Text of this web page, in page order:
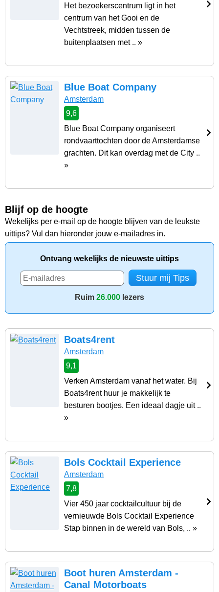
Het bezoekerscentrum ligt in het
centrum van het Gooi en de
Vechtstreek, midden tussen de
buitenplaatsen met .. »
Blue Boat Company
Amsterdam
9,6
Blue Boat Company organiseert
rondvaarttochten door de Amsterdamse
grachten. Dit kan overdag met de City ..
»
Blijf op de hoogte
Wekelijks per e-mail op de hoogte blijven van de leukste
uittips? Vul dan hieronder jouw e-mailadres in.
Ontvang wekelijks de nieuwste uittips
Ruim 26.000 lezers
Boats4rent
Amsterdam
9,1
Verken Amsterdam vanaf het water. Bij
Boats4rent huur je makkelijk te
besturen bootjes. Een ideaal dagje uit ..
»
Bols Cocktail Experience
Amsterdam
7,8
Vier 450 jaar cocktailcultuur bij de
vernieuwde Bols Cocktail Experience
Stap binnen in de wereld van Bols, .. »
Boot huren Amsterdam -
Canal Motorboats